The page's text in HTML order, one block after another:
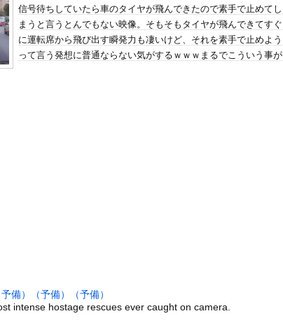
思い長男のDNA鑑定をするがいいな？と問うと、元嫁...
HIV感染が2000％急増…ウクライナメディア！
週間途絶え、様々な憶測が飛び交う。1週間ぶりの投...
ーム！！！」
セクシーすぎる写真集を発売wwwww冴木柚葉、水着...
信号待ちしていたら車のタイヤが飛んできたので素手で止めてし
まうと言うとんでもない映像。そもそもタイヤが飛んできてすぐ
に運転席から飛び出す瞬発力も凄いけど、それを素手で止めよう
って言う発想に普通ならない気がするｗｗｗまるでこういう事が
予備） （予備）
（予備）
intense hostage rescues ever caught on camera.